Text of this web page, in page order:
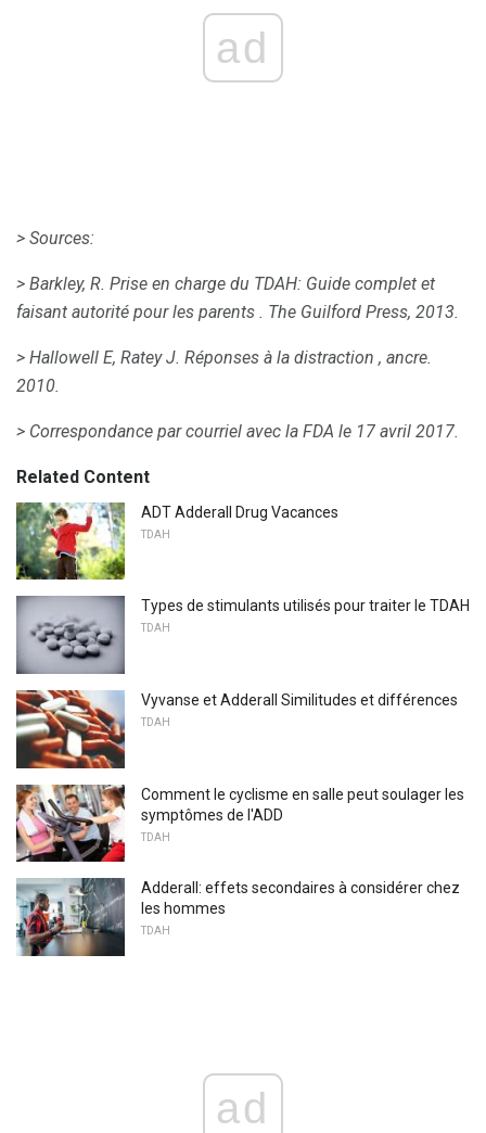
ad
> Sources:
> Barkley, R. Prise en charge du TDAH: Guide complet et
faisant autorité pour les parents . The Guilford Press, 2013.
> Hallowell E, Ratey J. Réponses à la distraction , ancre.
2010.
> Correspondance par courriel avec la FDA le 17 avril 2017.
Related Content
ADT Adderall Drug Vacances
TDAH
Types de stimulants utilisés pour traiter le TDAH
TDAH
Vyvanse et Adderall Similitudes et différences
TDAH
Comment le cyclisme en salle peut soulager les
symptômes de l'ADD
TDAH
Adderall: effets secondaires à considérer chez
les hommes
TDAH
ad